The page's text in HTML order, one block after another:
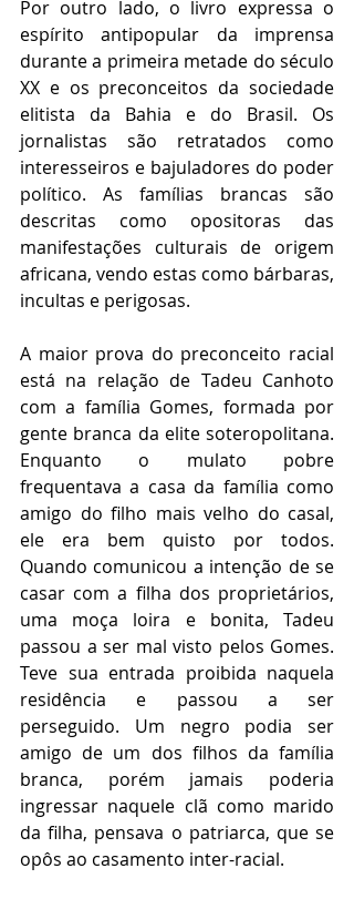
Por outro lado, o livro expressa o
espírito antipopular da imprensa
durante a primeira metade do século
XX e os preconceitos da sociedade
elitista da Bahia e do Brasil. Os
jornalistas são retratados como
interesseiros e bajuladores do poder
político. As famílias brancas são
descritas como opositoras das
manifestações culturais de origem
africana, vendo estas como bárbaras,
incultas e perigosas.
A maior prova do preconceito racial
está na relação de Tadeu Canhoto
com a família Gomes, formada por
gente branca da elite soteropolitana.
Enquanto o mulato pobre
frequentava a casa da família como
amigo do filho mais velho do casal,
ele era bem quisto por todos.
Quando comunicou a intenção de se
casar com a filha dos proprietários,
uma moça loira e bonita, Tadeu
passou a ser mal visto pelos Gomes.
Teve sua entrada proibida naquela
residência e passou a ser
perseguido. Um negro podia ser
amigo de um dos filhos da família
branca, porém jamais poderia
ingressar naquele clã como marido
da filha, pensava o patriarca, que se
opôs ao casamento inter-racial.